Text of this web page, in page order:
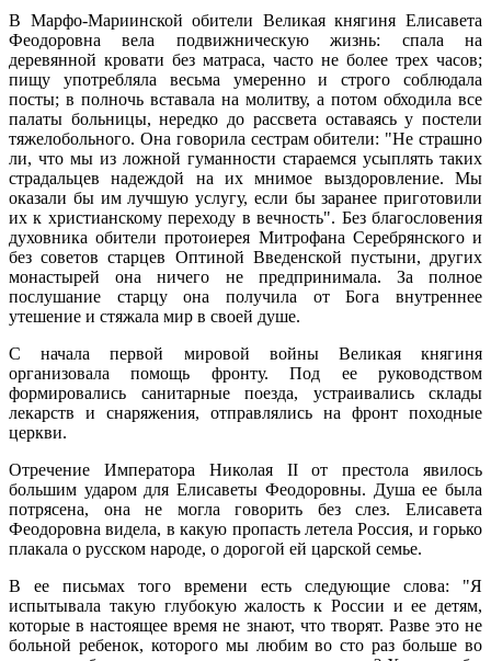
В Марфо-Мариинской обители Великая княгиня Елисавета
Феодоровна вела подвижническую жизнь: спала на
деревянной кровати без матраса, часто не более трех часов;
пищу употребляла весьма умеренно и строго соблюдала
посты; в полночь вставала на молитву, а потом обходила все
палаты больницы, нередко до рассвета оставаясь у постели
тяжелобольного. Она говорила сестрам обители: "Не страшно
ли, что мы из ложной гуманности стараемся усыплять таких
страдальцев надеждой на их мнимое выздоровление. Мы
оказали бы им лучшую услугу, если бы заранее приготовили
их к христианскому переходу в вечность". Без благословения
духовника обители протоиерея Митрофана Серебрянского и
без советов старцев Оптиной Введенской пустыни, других
монастырей она ничего не предпринимала. За полное
послушание старцу она получила от Бога внутреннее
утешение и стяжала мир в своей душе.
С начала первой мировой войны Великая княгиня
организовала помощь фронту. Под ее руководством
формировались санитарные поезда, устраивались склады
лекарств и снаряжения, отправлялись на фронт походные
церкви.
Отречение Императора Николая II от престола явилось
большим ударом для Елисаветы Феодоровны. Душа ее была
потрясена, она не могла говорить без слез. Елисавета
Феодоровна видела, в какую пропасть летела Россия, и горько
плакала о русском народе, о дорогой ей царской семье.
В ее письмах того времени есть следующие слова: "Я
испытывала такую глубокую жалость к России и ее детям,
которые в настоящее время не знают, что творят. Разве это не
больной ребенок, которого мы любим во сто раз больше во